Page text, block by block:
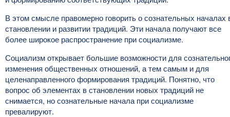
В этом смысле правомерно говорить о сознательных началах
становлении и развитии традиций. Эти начала получают все
более широкое распространение при социализме.
Социализм открывает большие возможности для
изменения общественных отношений, а тем самым и для
целенаправленного формирования традиций. Понятно, что
вопрос об элементах в становлении новых традиций не
снимается, но сознательные начала при социализме
превалируют.